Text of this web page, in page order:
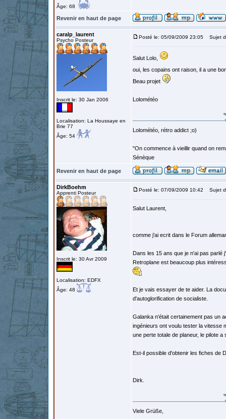
Âge: 68
Revenir en haut de page
caralp_laurent
Psycho Posteur
Inscrit le: 30 Jan 2006
Localisation: La Houssaye en
Brie 77
Âge: 54
Posté le: 05/09/2009 23:05 Sujet
Salut Lolo,
oui, les copains ont raison, il a une
Beau projet
Lolométéo
Lolométéo, rétro addict ;o)
"On commence à vieillir quand on
Sénèque
Revenir en haut de page
DirkBoehm
Apprenti Posteur
Inscrit le: 30 Avr 2009
Localisation: EDFX
Âge: 48
Posté le: 07/09/2009 10:42 Sujet
Salut Laurent,
comme j'ai ecrit dans le Forum
Dans les 15 ans que je n'ai pas parlé
Retroplane est beaucoup plus
Et je vais essayer de te aider. La
d'autoglorification de socialiste.
Galanka n'était certainement pas un
ingénieurs ont voulu tester la vitesse
une perte totale de planeur, le pilote
Est-il possible d'obtenir les fiches de
Dirk.
Viele Grüße,